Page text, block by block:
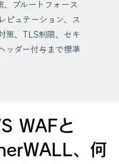
、ブルートフォース
ピュテーション、ス
策、TLS制限、セキ
ッダー付与まで標準
WAFと
、何